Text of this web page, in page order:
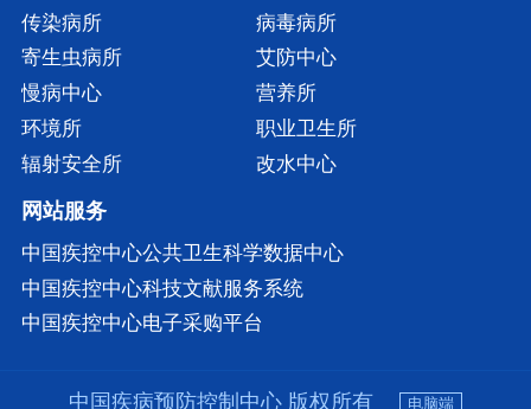
传染病所
病毒病所
寄生虫病所
艾防中心
慢病中心
营养所
环境所
职业卫生所
辐射安全所
改水中心
网站服务
中国疾控中心公共卫生科学数据中心
中国疾控中心科技文献服务系统
中国疾控中心电子采购平台
中国疾病预防控制中心 版权所有 电脑端